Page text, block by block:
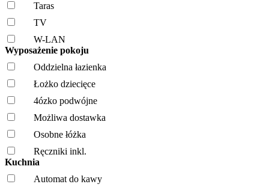
Taras
TV
W-LAN
Wyposażenie pokoju
Oddzielna łazienka
Łożko dziecięce
4ózko podwójne
Możliwa dostawka
Osobne łóżka
Ręczniki inkl.
Kuchnia
Automat do kawy